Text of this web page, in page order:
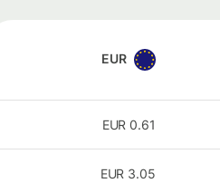
EUR
0.61
EUR
3.05
EUR